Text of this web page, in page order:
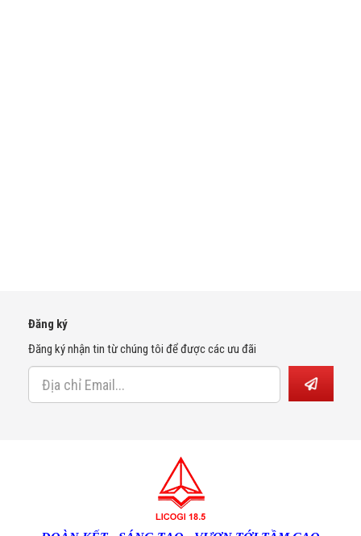
Đăng ký
Đăng ký nhận tin từ chúng tôi để được các ưu đãi